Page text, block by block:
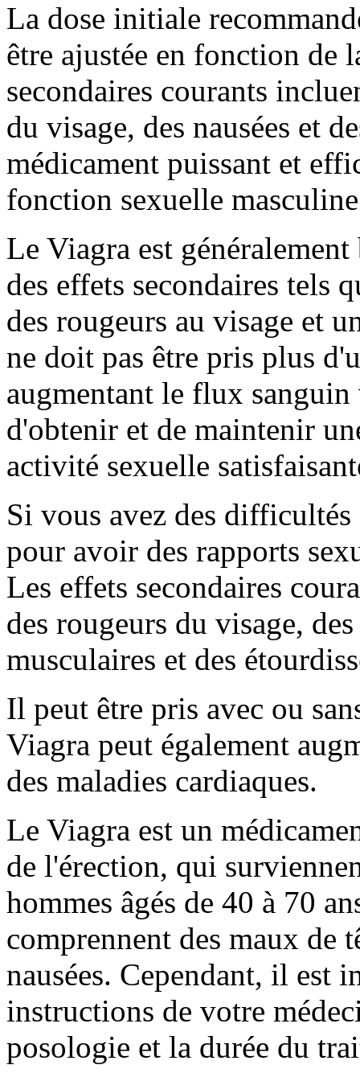
La dose initiale
être ajustée en fonction de
secondaires courants
du visage, des nausées et
médicament puissant et
fonction sexuelle
Le Viagra est
des effets secondaires tels
des rougeurs au visage et
ne doit pas être pris plus
augmentant le flux
d'obtenir et de maintenir
activité sexuelle
Si vous avez des
pour avoir des rapports
Les effets secondaires
des rougeurs du visage,
musculaires et des
Il peut être pris avec ou
Viagra peut également
des maladies cardiaques.
Le Viagra est un
de l'érection, qui
hommes âgés de 40 à 70
comprennent des maux de
nausées. Cependant, il est
instructions de votre
posologie et la durée du